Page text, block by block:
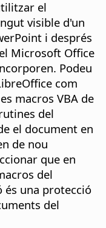
el
visible d'un
i després
Microsoft Office
Podeu
com
macros VBA de
del
el document en
de nou
que en
del
és una protecció
del